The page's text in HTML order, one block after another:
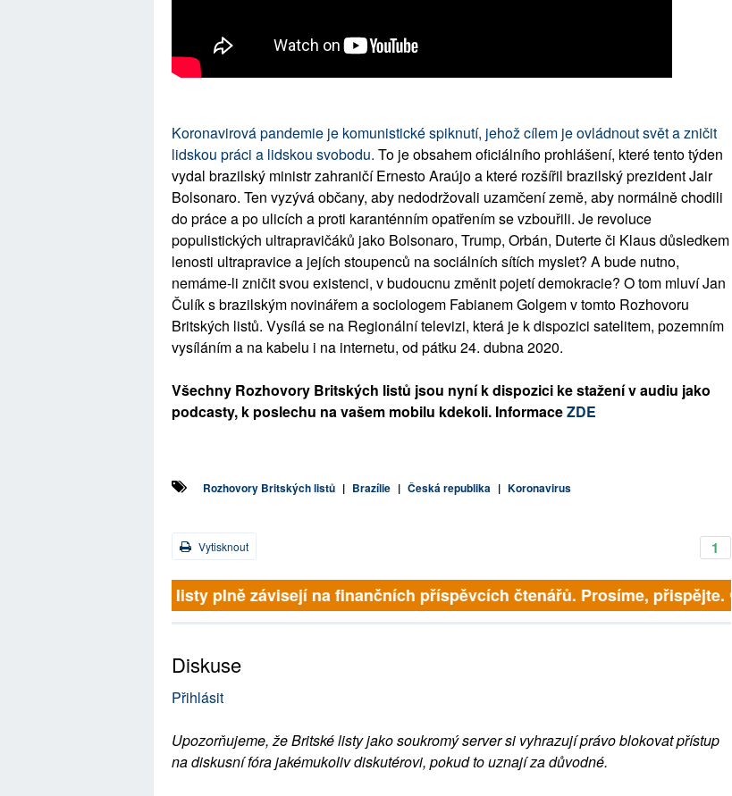
Koronavirová pandemie je komunistické spiknutí, jehož cílem je ovládnout svět a zničit
lidskou práci a lidskou svobodu. To je obsahem oficiálního prohlášení, které tento týden
vydal brazilský ministr zahraničí Ernesto Araújo a které rozšířil brazilský prezident Jair
Bolsonaro. Ten vyzývá občany, aby nedodržovali uzamčení země, aby normálně chodili
do práce a po ulicích a proti karanténním opatřením se vzbouřili. Je revoluce
populistických ultrapravičáků jako Bolsonaro, Trump, Orbán, Duterte či Klaus důsledkem
lenosti ultrapravice a jejích stoupenců na sociálních sítích myslet? A bude nutno,
nemáme-li zničit svou existenci, v budoucnu změnit pojetí demokracie? O tom mluví Jan
Čulík s brazilským novinářem a sociologem Fabianem Golgem v tomto Rozhovoru
Britských listů. Vysílá se na Regionální televizi, která je k dispozici satelitem, pozemním
vysíláním a na kabelu i na internetu, od pátku 24. dubna 2020.
Všechny Rozhovory Britských listů jsou nyní k dispozici ke stažení v audiu jako
podcasty, k poslechu na vašem mobilu kdekoli. InformaceZDE
Rozhovory Britských listů | Brazílie | Česká republika | Koronavirus
1
Vytisknout
Britské listy plně závisejí na finančních příspěvcích čtenářů. Prosíme, přispějte. ➥
Diskuse
Přihlásit
Upozorňujeme, že Britské listy jako soukromý server si vyhrazují právo blokovat přístup
na diskusní fóra jakémukoliv diskutérovi, pokud to uznají za důvodné.